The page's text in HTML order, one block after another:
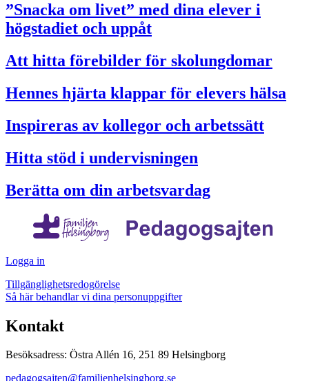
”Snacka om livet” med dina elever i
högstadiet och uppåt
Att hitta förebilder för skolungdomar
Hennes hjärta klappar för elevers hälsa
Inspireras av kollegor och arbetssätt
Hitta stöd i undervisningen
Berätta om din arbetsvardag
Logga in
Tillgänglighetsredogörelse
Så här behandlar vi dina personuppgifter
Kontakt
Besöksadress: Östra Allén 16, 251 89 Helsingborg
pedagogsajten@familjenhelsingborg.se